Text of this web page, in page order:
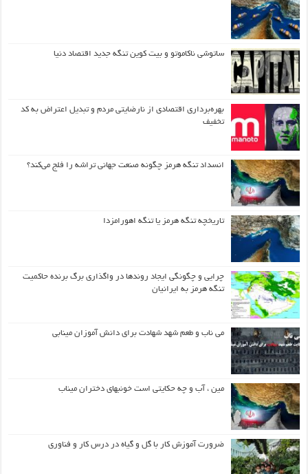
ساتوشی ناکاموتو و بیت کوین تنگه جدید اقتصاد دنیا
بهره‌برداری اقتصادی از نارضایتی مردم و تبدیل اعتراض به کد
تخفیف
انسداد تنگه هرمز چگونه صنعت جهانی تراشه را فلج می‌کند؟
تاریخچه تنگه هرمز یا تنگه اهورامزدا
چرایی و چگونگی ایجاد روندها در واگذاری برگ برنده حاکمیت
تنگه هرمز به ایرانیان
می ناب و طعم شهد شهادت برای دانش آموزان مینابی
مین ، آب و چه حکایتی است خونبهای دختران میناب
ضرورت آموزش کار با گل و گیاه در درس کار و فناوری